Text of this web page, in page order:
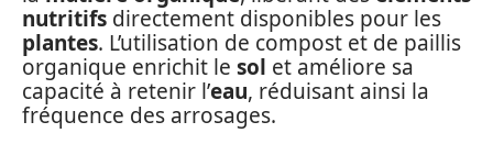
nutritifs directement disponibles pour les
plantes. L’utilisation de compost et de paillis
organique enrichit le sol et améliore sa
capacité à retenir l’eau, réduisant ainsi la
fréquence des arrosages.